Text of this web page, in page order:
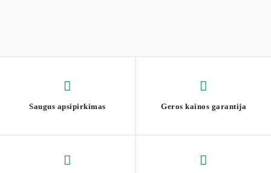
Saugus apsipirkimas Geros kainos garantija